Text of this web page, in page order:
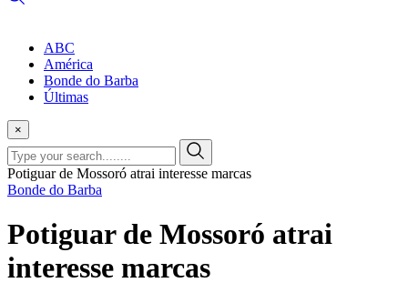
ABC
América
Bonde do Barba
Últimas
×
Potiguar de Mossoró atrai interesse marcas
Bonde do Barba
Potiguar de Mossoró atrai
interesse marcas